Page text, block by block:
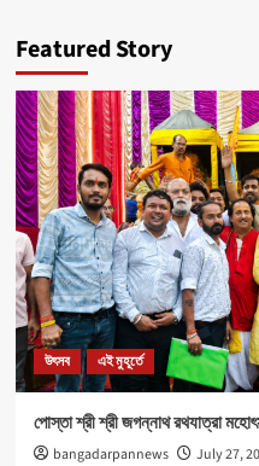
3
Health
4
Sports এই মুহূর্তে
মহিলাদের
উৎসব এই মুহূর্তে
নবযুবক সংঘ এবং
শিবির আয়োজিত।
উৎসব এই মুহূর্তে
Featured Story
উৎসব এই মুহূর্তে
পোস্তা শ্রী শ্রী জগন্নাথ রথযাত্রা
bangadarpannews July 27,